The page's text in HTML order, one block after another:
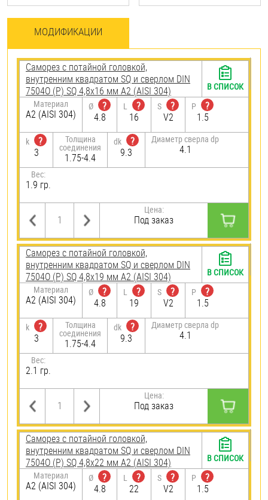
МОДИФИКАЦИИ
Саморез с потайной головкой,
внутренним квадратом SQ и сверлом DIN
7504О (Р) SQ 4,8х16 мм А2 (AISI 304)
Материал
А2 (AISI 304)
Ø
?
4.8
L
?
16
S
?
V2
P
?
1.5
k
?
3
Толщина
соединения
1.75-4.4
dk
?
9.3
Диаметр сверла dp
4.1
Вес:
1.9 гр.
Цена:
Под заказ
В СПИСОК
Саморез с потайной головкой,
внутренним квадратом SQ и сверлом DIN
7504О (Р) SQ 4,8х19 мм А2 (AISI 304)
Материал
А2 (AISI 304)
Ø
?
4.8
L
?
19
S
?
V2
P
?
1.5
k
?
3
Толщина
соединения
1.75-4.4
dk
?
9.3
Диаметр сверла dp
4.1
Вес:
2.1 гр.
Цена:
Под заказ
В СПИСОК
Саморез с потайной головкой,
внутренним квадратом SQ и сверлом DIN
7504О (Р) SQ 4,8х22 мм А2 (AISI 304)
Материал
А2 (AISI 304)
Ø
?
4.8
L
?
22
S
?
V2
P
?
1.5
В СПИСОК